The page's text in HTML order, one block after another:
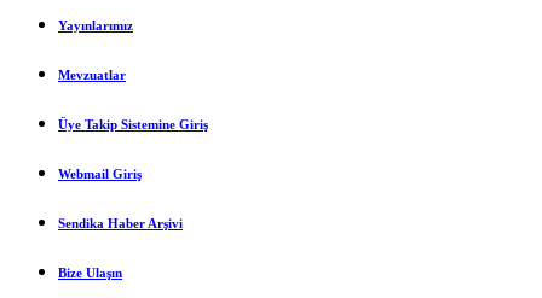
Yayınlarımız
Mevzuatlar
Üye Takip Sistemine Giriş
Webmail Giriş
Sendika Haber Arşivi
Bize Ulaşın